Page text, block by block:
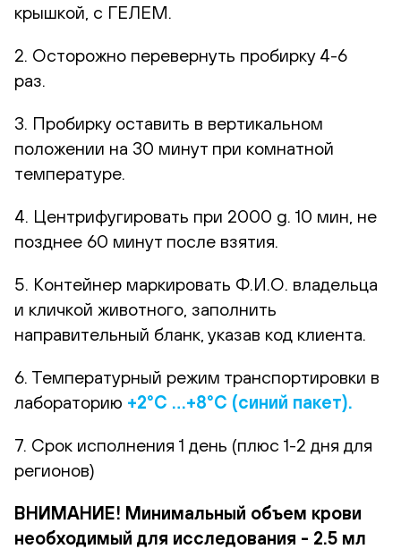
крышкой, с ГЕЛЕМ.
2. Осторожно перевернуть пробирку 4-6
раз.
3. Пробирку оставить в вертикальном
положении на 30 минут при комнатной
температуре.
4. Центрифугировать при 2000 g. 10 мин, не
позднее 60 минут после взятия.
5. Контейнер маркировать Ф.И.О. владельца
и кличкой животного, заполнить
направительный бланк, указав код клиента.
6. Температурный режим транспортировки в
лабораторию +2°С …+8°С (синий пакет).
7. Срок исполнения 1 день (плюс 1-2 дня для
регионов)
ВНИМАНИЕ! Минимальный объем крови
необходимый для исследования - 2.5 мл